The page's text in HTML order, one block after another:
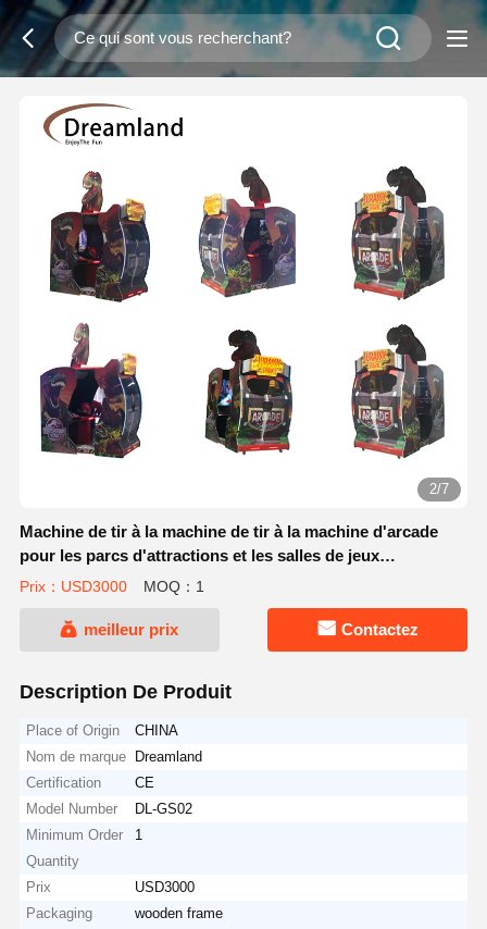
2/7
Machine de tir à la machine de tir à la machine d'arcade
pour les parcs d'attractions et les salles de jeux
nécessitant des machines durables
Prix：USD3000 MOQ：1
meilleur prix Contactez
Description De Produit
Place of Origin
CHINA
Nom de marque
Dreamland
Certification
CE
Model Number
DL-GS02
Minimum Order
Quantity
1
Prix
USD3000
Packaging
wooden frame